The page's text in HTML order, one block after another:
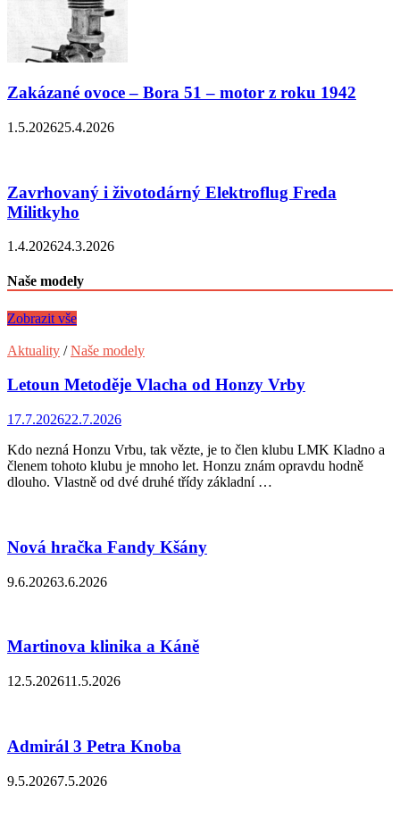
Zakázané ovoce – Bora 51 – motor z roku 1942
1.5.202625.4.2026
Zavrhovaný i životodárný Elektroflug Freda
Militkyho
1.4.202624.3.2026
Naše modely
Zobrazit vše
Aktuality /Naše modely
Letoun Metoděje Vlacha od Honzy Vrby
17.7.202622.7.2026
Kdo nezná Honzu Vrbu, tak vězte, je to člen klubu LMK Kladno a
členem tohoto klubu je mnoho let. Honzu znám opravdu hodně
dlouho. Vlastně od dvé druhé třídy základní …
Nová hračka Fandy Kšány
9.6.20263.6.2026
Martinova klinika a Káně
12.5.202611.5.2026
Admirál 3 Petra Knoba
9.5.20267.5.2026